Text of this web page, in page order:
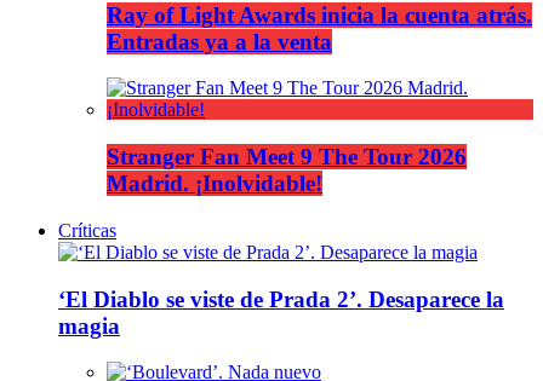
Ray of Light Awards inicia la cuenta atrás.
Entradas ya a la venta
Stranger Fan Meet 9 The Tour 2026
Madrid. ¡Inolvidable!
Críticas
‘El Diablo se viste de Prada 2’. Desaparece la
magia